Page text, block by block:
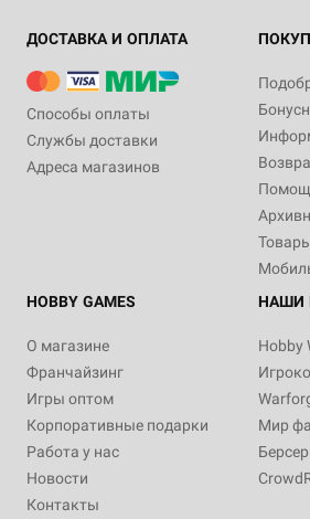
ДОСТАВКА И ОПЛАТА
Способы оплаты
Службы доставки
Адреса магазинов
HOBBY GAMES
О магазине
Франчайзинг
Игры оптом
Корпоративные подарки
Работа у нас
Новости
Контакты
НАШИ
Hobby
Мир